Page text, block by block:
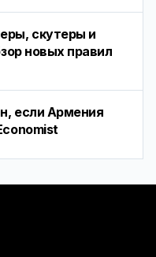
скутеры и
новых правил
если Армения